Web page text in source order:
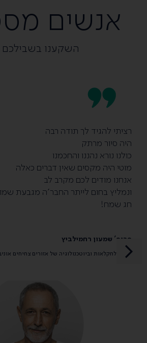
אנשים
השקענו בשבילכם
רציתי להגיד לך תודה רבה
היה סיור מרתק
כולנו נורא נהננו והחכמנו
מוטי היה מקסים שאין דברים כאלה
אנחנו מודים לכם מקרב לב
ונמליץ בחום לייתר החבר'ה מגבעת
חג שמח!
פרופ' שמעון רחמילביץ
המכון לחקלאות וביוטכנולוגיה של אזורים צחיחים